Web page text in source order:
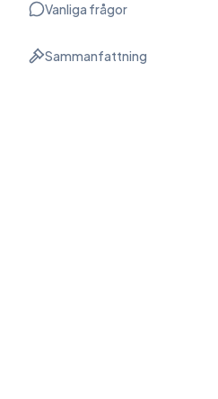
Vanliga frågor
Sammanfattning